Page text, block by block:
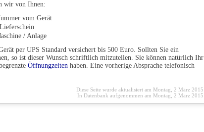
wir von Ihnen:
vom Gerät
/ Anlage
per UPS Standard versichert bis 500 Euro. Sollten Sie ein
so ist dieser Wunsch schriftlich mitzuteilen. Sie können natürlich Ihr
Öffnungzeitenhaben. Eine vorherige Absprache telefonisch
Diese Seite wurde aktualisiert am Montag, 2 März 2015
In Datenbank aufgenommen am Montag, 2 März 2015